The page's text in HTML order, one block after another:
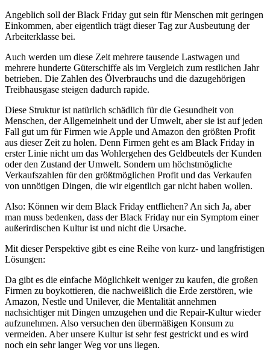
Angeblich soll der Black Friday gut sein für Menschen mit geringen
Einkommen, aber eigentlich trägt dieser Tag zur Ausbeutung der
Arbeiterklasse bei.
Auch werden um diese Zeit mehrere tausende Lastwagen und
mehrere hunderte Güterschiffe als im Vergleich zum restlichen Jahr
betrieben. Die Zahlen des Ölverbrauchs und die dazugehörigen
Treibhausgase steigen dadurch rapide.
Diese Struktur ist natürlich schädlich für die Gesundheit von
Menschen, der Allgemeinheit und der Umwelt, aber sie ist auf jeden
Fall gut um für Firmen wie Apple und Amazon den größten Profit
aus dieser Zeit zu holen. Denn Firmen geht es am Black Friday in
erster Linie nicht um das Wohlergehen des Geldbeutels der Kunden
oder den Zustand der Umwelt. Sondern um höchstmögliche
Verkaufszahlen für den größtmöglichen Profit und das Verkaufen
von unnötigen Dingen, die wir eigentlich gar nicht haben wollen.
Also: Können wir dem Black Friday entfliehen? An sich Ja, aber
man muss bedenken, dass der Black Friday nur ein Symptom einer
außerirdischen Kultur ist und nicht die Ursache.
Mit dieser Perspektive gibt es eine Reihe von kurz- und langfristigen
Lösungen:
Da gibt es die einfache Möglichkeit weniger zu kaufen, die großen
Firmen zu boykottieren, die nachweißlich die Erde zerstören, wie
Amazon, Nestle und Unilever, die Mentalität annehmen
nachsichtiger mit Dingen umzugehen und die Repair-Kultur wieder
aufzunehmen. Also versuchen den übermäßigen Konsum zu
vermeiden. Aber unsere Kultur ist sehr fest gestrickt und es wird
noch ein sehr langer Weg vor uns liegen.